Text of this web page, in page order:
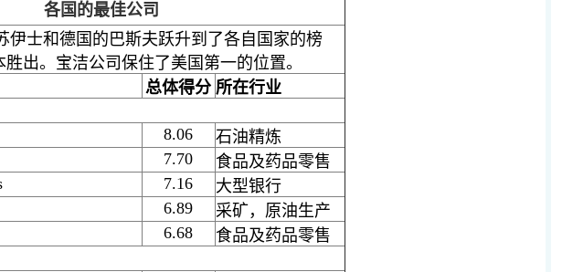
各国的最佳公司
伊士和德国的巴斯夫跃升到了各自国家的榜
出。宝洁公司保住了美国第一的位置。
总体得分 所在行业
8.06
石油精炼
7.70
食品及药品零售
7.16
大型银行
6.89
采矿，原油生产
6.68
食品及药品零售